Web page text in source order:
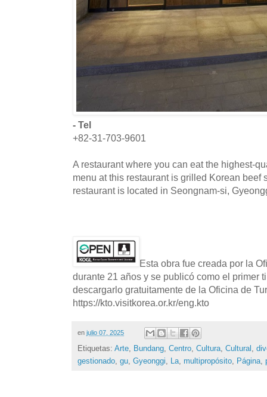
- Tel
+82-31-703-9601
A restaurant where you can eat the highest-
menu at this restaurant is grilled Korean beef
restaurant is located in Seongnam-si,
Esta obra fue creada por la
durante 21 años y se publicó como el primer
descargarlo gratuitamente de la Oficina de
https://kto.visitkorea.or.kr/eng.kto
en julio 07, 2025
Etiquetas: Arte, Bundang, Centro, Cultura, Cultural ,
gestionado, gu, Gyeonggi, La, multipropósito, Página,